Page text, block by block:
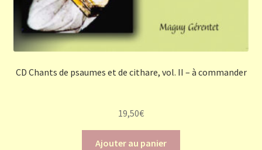
CD Chants de psaumes et de cithare, vol. II – à commander
19,50€
Ajouter au panier